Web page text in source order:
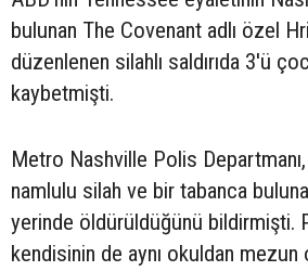
bulunan The Covenant adlı özel
düzenlenen silahlı saldırıda 3'ü
kaybetmişti.
Metro Nashville Polis
namlulu silah ve bir tabanca
yerinde öldürüldüğünü bildirmişti.
kendisinin de aynı okuldan mezun